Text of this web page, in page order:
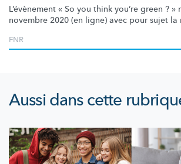
L’évènement « So you think you’re green ? »
novembre 2020 (en ligne) avec pour sujet
FNR
Aussi dans cette